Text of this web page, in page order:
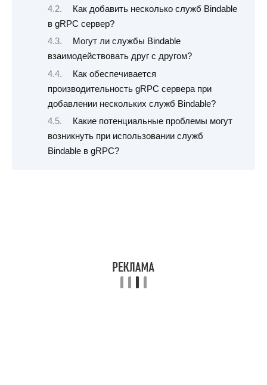
Как добавить несколько служб Bindable
в gRPC сервер?
Могут ли службы Bindable
взаимодействовать друг с другом?
Как обеспечивается
производительность gRPC сервера при
добавлении нескольких служб Bindable?
Какие потенциальные проблемы могут
возникнуть при использовании служб
Bindable в gRPC?